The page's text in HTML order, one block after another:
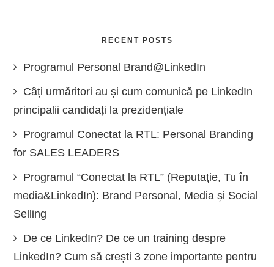
RECENT POSTS
Programul Personal Brand@LinkedIn
Câți urmăritori au și cum comunică pe LinkedIn
principalii candidați la prezidențiale
Programul Conectat la RTL: Personal Branding
for SALES LEADERS
Programul “Conectat la RTL” (Reputație, Tu în
media&LinkedIn): Brand Personal, Media și Social
Selling
De ce LinkedIn? De ce un training despre
LinkedIn? Cum să crești 3 zone importante pentru